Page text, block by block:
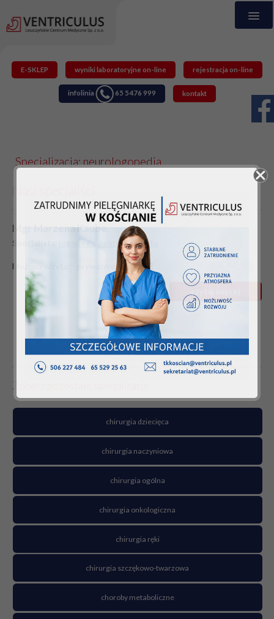
E-SKLEP wyniki laboratoryjne on-line rejestracja on-line
infolinia 65 5476 999 kontakt
Specjalizacja: neurologopedia
Mgr Marzena Kaube
Specjalista: neurologopeda
Możliwa wizyta: na NFZ
Zobacz pozostałe specjalizacje
chirurgia dziecięca
chirurgia naczyniowa
chirurgia ogólna
chirurgia onkologiczna
chirurgia ręki
chirurgia szczękowo-twarzowa
choroby metaboliczne